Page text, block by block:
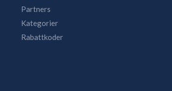
Partners
Kategorier
Rabattkoder